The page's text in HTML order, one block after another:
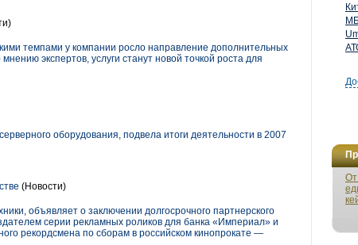
От
темпами у компании росло направление дополнительных
экспертов, услуги станут новой точкой роста для
оборудования, подвела итоги деятельности в 2007
(Новости)
объявляет о заключении долгосрочного партнерского
серии рекламных роликов для банка «Империал» и
рекордсмена по сборам в российском кинопрокате —